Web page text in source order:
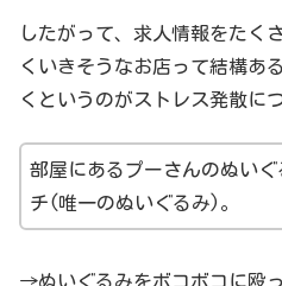
したがって、求人情報をたく
くいきそうなお店って結構あ
くというのがストレス発散に
部屋にあるプーさんのぬい
チ(唯一のぬいぐるみ)。
→ぬいぐるみをボコボコに殴